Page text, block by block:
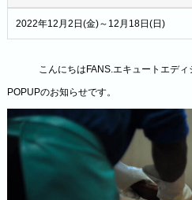
2022年12月2日(金)～12月18日(日)
こんにちはFANS.エキュートエディ
POPUPのお知らせです。